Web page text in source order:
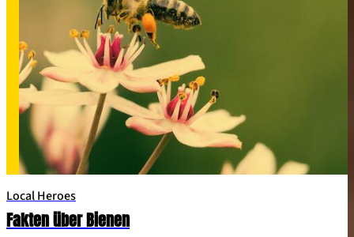
Local Heroes
Fakten über Bienen